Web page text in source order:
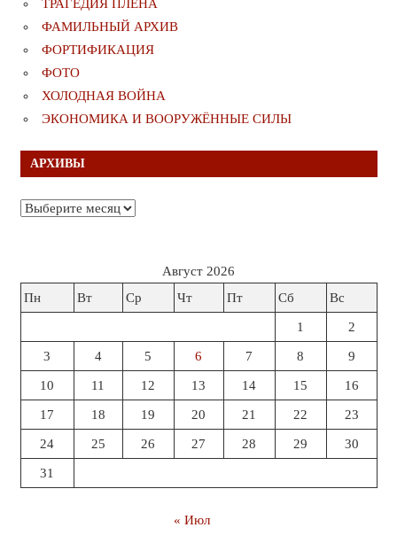
ТРАГЕДИЯ ПЛЕНА
ФАМИЛЬНЫЙ АРХИВ
ФОРТИФИКАЦИЯ
ФОТО
ХОЛОДНАЯ ВОЙНА
ЭКОНОМИКА И ВООРУЖЁННЫЕ СИЛЫ
АРХИВЫ
Архивы
Август 2026
Пн
Вт Ср Чт Пт Сб Вс
1 2
3 4 5 6 7 8 9
10 11 12 13 14 15 16
17 18 19 20 21 22 23
24 25 26 27 28 29 30
31
« Июл